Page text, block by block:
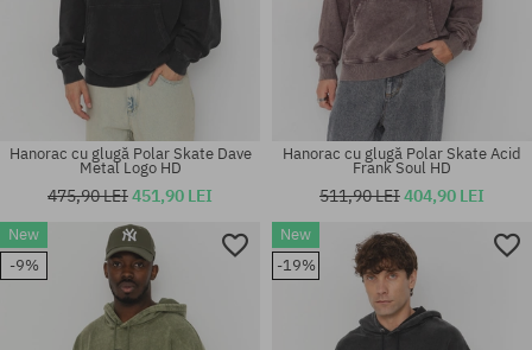
Hanorac cu glugă Polar Skate Dave
Metal Logo HD
475,90 LEI451,90 LEI
Hanorac cu glugă Polar Skate Acid
Frank Soul HD
511,90 LEI404,90 LEI
New
-9%
New
-19%